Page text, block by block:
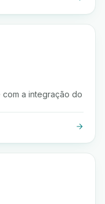
de forma contínua.
a integração do